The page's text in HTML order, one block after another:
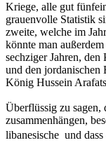
Kriege, alle gut
grauenvolle Statistik
zweite, welche im
könnte man
sechziger Jahren,
und den jordanischen
König Hussein
Überflüssig zu
zusammenhängen,
libanesische  und